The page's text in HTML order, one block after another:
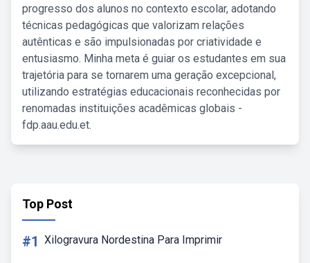
progresso dos alunos no contexto escolar, adotando
técnicas pedagógicas que valorizam relações
autênticas e são impulsionadas por criatividade e
entusiasmo. Minha meta é guiar os estudantes em sua
trajetória para se tornarem uma geração excepcional,
utilizando estratégias educacionais reconhecidas por
renomadas instituições acadêmicas globais -
fdp.aau.edu.et.
Top Post
#1 Xilogravura Nordestina Para Imprimir